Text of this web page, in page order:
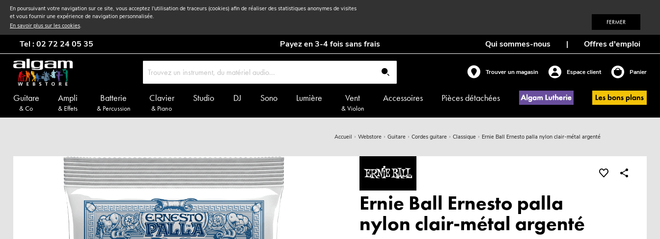
En poursuivant votre navigation sur ce site, vous acceptez l'utilisation de traceurs (cookies) afin de réaliser des statistiques anonymes de visites
et vous fournir une expérience de navigation personnalisée.
En savoir plus sur les cookies. FERMER
Tel : 02 72 24 05 35 Payez en 3-4 fois sans frais Qui sommes-nous | Offres d'emploi
Trouver un magasin Espace client Panier
Guitare
& Co
Ampli
& Effets
Batterie
& Percussion
Clavier
& Piano
Studio DJ Sono Lumière Vent
& Violon
Accessoires Pièces détachées
Accueil Webstore Guitare Cordes guitare Classique Ernie Ball Ernesto palla nylon clair-métal argenté
Ernie Ball Ernesto palla
nylon clair-métal argenté